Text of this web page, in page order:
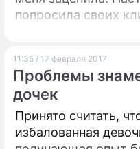
стать и центром
попросила своих
высказаться. И
говорили, что еще
однозначно
легкомысленности.
на ее месте своих
принимают сторону
11:35 / 17 февраля 2017
Проблемы
дочек
Принято считать,
избалованная